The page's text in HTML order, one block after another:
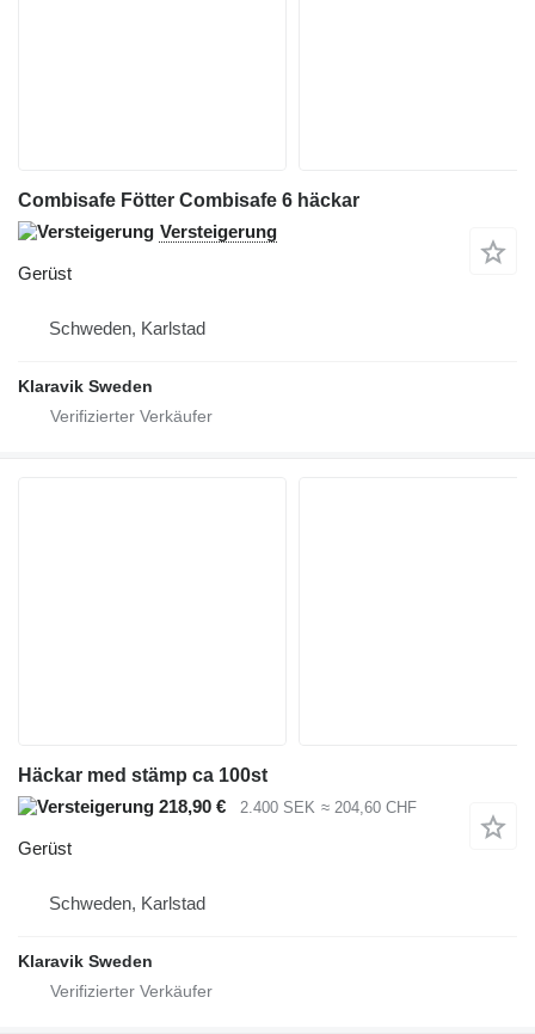
Combisafe Fötter Combisafe 6 häckar
Versteigerung
Gerüst
Schweden, Karlstad
Klaravik Sweden
Häckar med stämp ca 100st
218,90 €
2.400 SEK ≈ 204,60 CHF
Gerüst
Schweden, Karlstad
Klaravik Sweden